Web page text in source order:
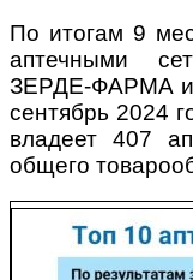
По итогам 9
аптечными
ЗЕРДЕ-ФАРМА и
сентябрь 2024
владеет 407
общего